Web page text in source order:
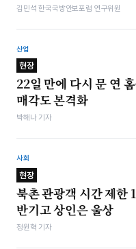
김민석 한국국방안보포럼 연구위원
산업
현장
22일 만에 다시 문 연
매각도 본격화
박해나 기자
사회
현장
북촌 관광객 시간 제한
반기고 상인은 울상
정원혁 기자